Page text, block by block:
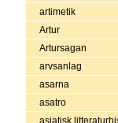
artimetik
Artur
Artursagan
arvsanlag
asarna
asatro
asiatisk